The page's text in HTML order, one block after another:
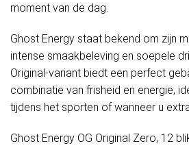
moment van de dag.
Ghost Energy staat bekend om zijn
intense smaakbeleving en soepele
Original-variant biedt een perfect
combinatie van frisheid en energie,
tijdens het sporten of wanneer u
Ghost Energy OG Original Zero, 12